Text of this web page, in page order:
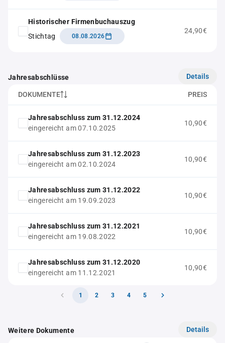
Historischer Firmenbuchauszug
Stichtag
08.08.2026
24,90€
Jahresabschlüsse Details
DOKUMENTE PREIS
Jahresabschluss zum 31.12.2024
eingereicht am 07.10.2025
10,90€
Jahresabschluss zum 31.12.2023
eingereicht am 02.10.2024
10,90€
Jahresabschluss zum 31.12.2022
eingereicht am 19.09.2023
10,90€
Jahresabschluss zum 31.12.2021
eingereicht am 19.08.2022
10,90€
Jahresabschluss zum 31.12.2020
eingereicht am 11.12.2021
10,90€
1 2 3 4 5
Weitere Dokumente Details